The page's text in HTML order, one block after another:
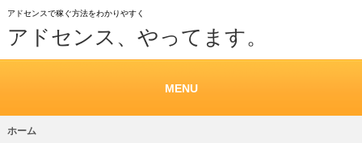
アドセンスで稼ぐ方法をわかりやすく
アドセンス、やってます。
MENU
ホーム